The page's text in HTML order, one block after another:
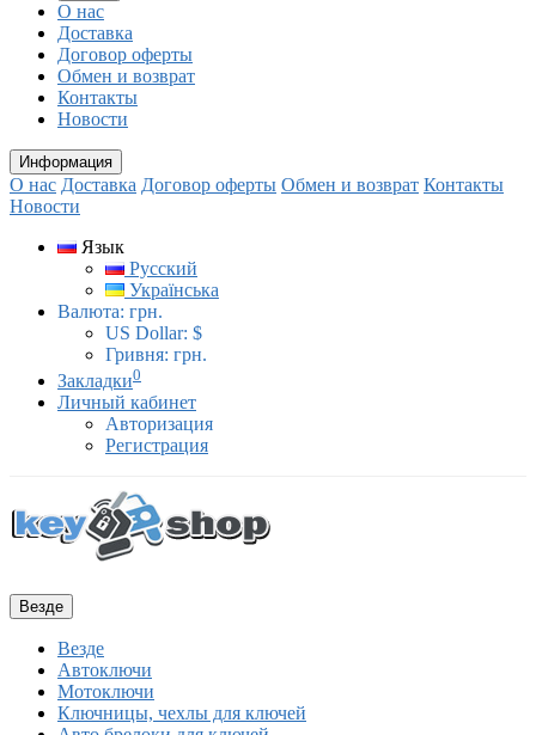
О нас
Доставка
Договор оферты
Обмен и возврат
Контакты
Новости
Информация
О нас Доставка Договор оферты Обмен и возврат Контакты
Новости
Язык
Русский
Українська
Валюта: грн.
US Dollar: $
Гривня: грн.
Закладки0
Личный кабинет
Авторизация
Регистрация
Везде
Везде
Автоключи
Мотоключи
Ключницы, чехлы для ключей